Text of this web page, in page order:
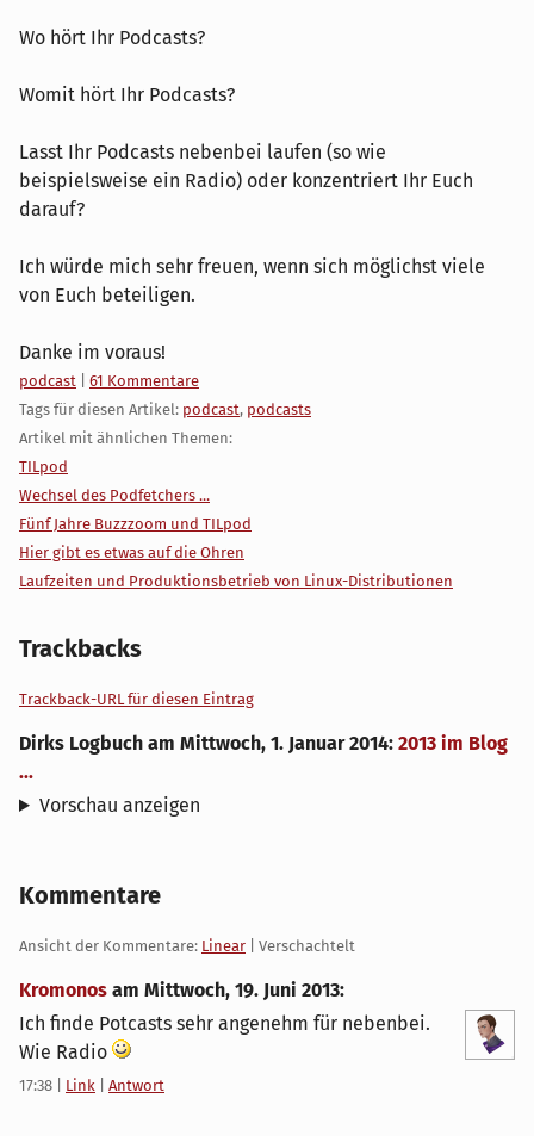
Wo hört Ihr Podcasts?
Womit hört Ihr Podcasts?
Lasst Ihr Podcasts nebenbei laufen (so wie
beispielsweise ein Radio) oder konzentriert Ihr Euch
darauf?
Ich würde mich sehr freuen, wenn sich möglichst viele
von Euch beteiligen.
Danke im voraus!
Kategorien:
podcast
61 Kommentare
Tags für diesen Artikel: podcast, podcasts
Artikel mit ähnlichen Themen:
TILpod
Wechsel des Podfetchers ...
Fünf Jahre Buzzzoom und TILpod
Hier gibt es etwas auf die Ohren
Laufzeiten und Produktionsbetrieb von Linux-Distributionen
Trackbacks
Trackback-URL für diesen Eintrag
Dirks Logbuch am Mittwoch, 1. Januar 2014: 2013 im Blog
...
Vorschau anzeigen
Kommentare
Ansicht der Kommentare: Linear | Verschachtelt
Kromonos am Mittwoch, 19. Juni 2013:
Ich finde Potcasts sehr angenehm für nebenbei.
Wie Radio
17:38 Link Antwort